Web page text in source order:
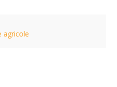
agricole